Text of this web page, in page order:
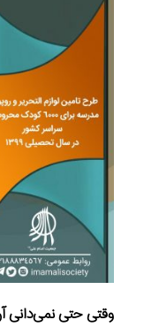
وقتی حتی نمی‌دانی